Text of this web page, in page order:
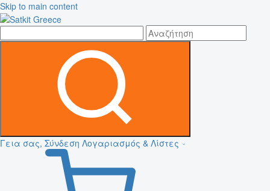
Skip to main content
Γεια σας, Σύνδεση Λογαριασμός & Λίστες